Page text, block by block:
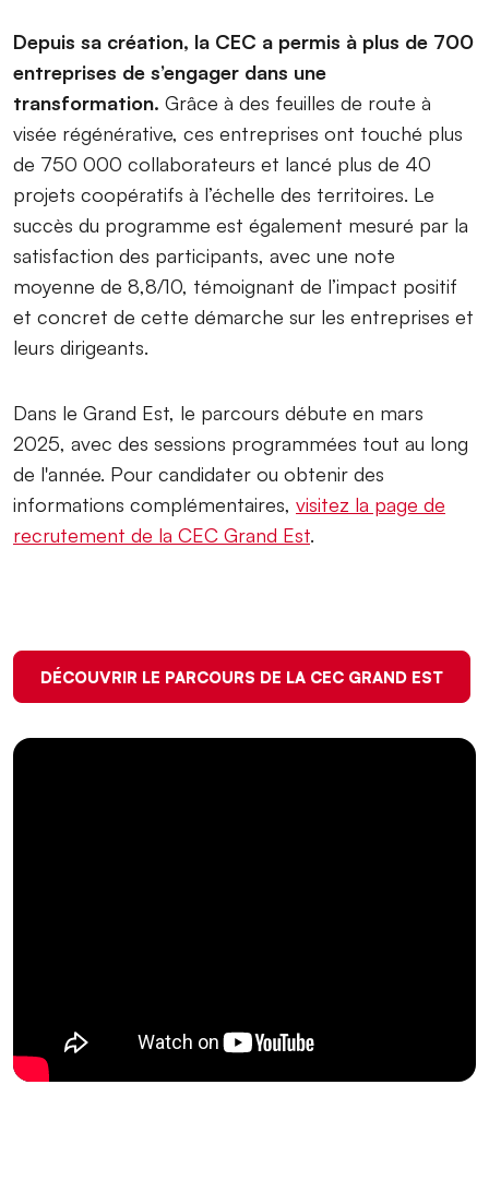
Depuis sa création, la CEC a permis à plus de 700
entreprises de s’engager dans une
transformation. Grâce à des feuilles de route à
visée régénérative, ces entreprises ont touché plus
de 750 000 collaborateurs et lancé plus de 40
projets coopératifs à l’échelle des territoires. Le
succès du programme est également mesuré par la
satisfaction des participants, avec une note
moyenne de 8,8/10, témoignant de l’impact positif
et concret de cette démarche sur les entreprises et
leurs dirigeants.
Dans le Grand Est, le parcours débute en mars
2025, avec des sessions programmées tout au long
de l'année. Pour candidater ou obtenir des
informations complémentaires, visitez la page de
recrutement de la CEC Grand Est.
DÉCOUVRIR LE PARCOURS DE LA CEC GRAND EST